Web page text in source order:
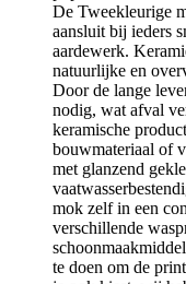
De Tweekleurige
aansluit bij ieders
aardewerk.
natuurlijke en
Door de lange
nodig, wat afval
keramische
bouwmateriaal of
met glanzend
mok zelf in een
verschillende
te doen om de